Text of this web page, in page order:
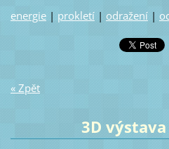
energie | prokletí | odražení |
« Zpět
3D